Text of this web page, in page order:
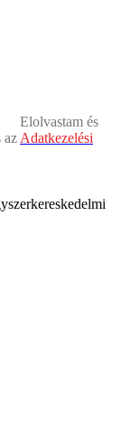
Elolvastam és
az Adatkezelési